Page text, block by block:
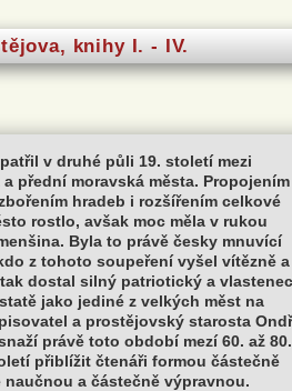
knihy I. - IV.
v druhé půli 19. století mezi
a přední moravská města.
hradeb i rozšířením celkové
rostlo, avšak moc měla v rukou
Byla to právě česky mnuvící
z tohoto soupeření vyšel vítězně a
dostal silný patriotický a
jako jediné z velkých měst na
a prostějovský starosta
právě toto období mezí 60. až 80.
přiblížit čtenáři formou částečně
naučnou a částečně výpravnou.